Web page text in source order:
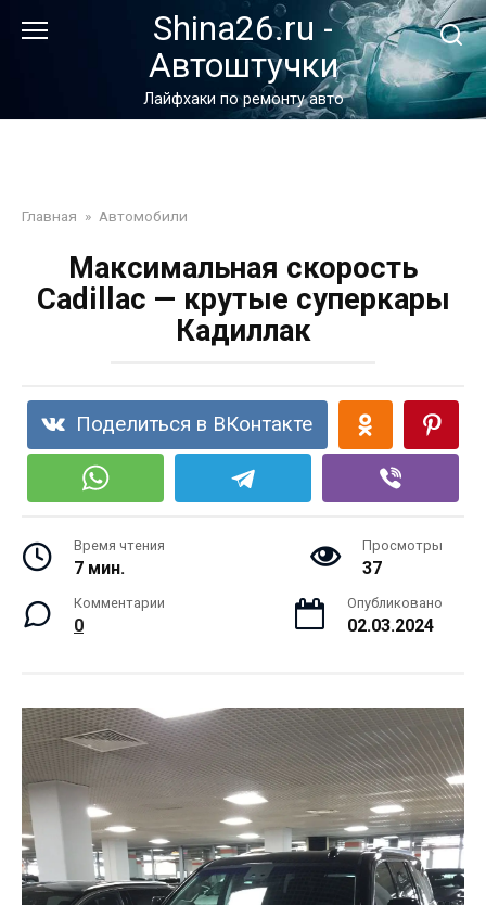
Shina26.ru -
Автоштучки
Лайфхаки по ремонту авто
Главная » Автомобили
Максимальная скорость
Cadillac — крутые суперкары
Кадиллак
Поделиться в ВКонтакте
Время чтения
7 мин.
Просмотры
37
Комментарии
0
Опубликовано
02.03.2024